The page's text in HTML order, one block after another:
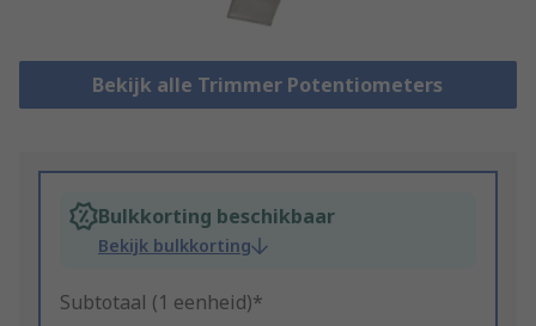
Bekijk alle Trimmer Potentiometers
Bulkkorting beschikbaar
Bekijk bulkkorting
Subtotaal (1 eenheid)*